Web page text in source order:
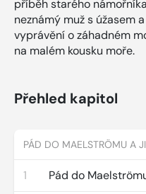
příběh starého
neznámý muž s úžasem
vyprávění o záhadném
na malém kousku moře.
Přehled kapitol
PÁD DO MAELSTRÖMU A
1 Pád do